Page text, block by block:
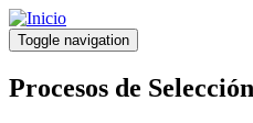
Pasar
al
contenido
principal
Toggle navigation
Procesos de Selección